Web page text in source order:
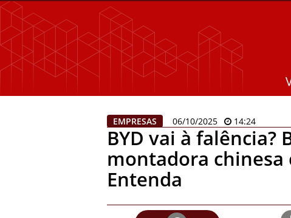
EMPRESAS 06/10/2025 14:24
BYD vai à falência?
montadora chinesa
Entenda